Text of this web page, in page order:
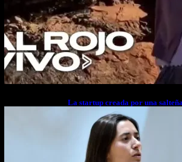
La startup creada por una
estrés financiero en Latinoamérica